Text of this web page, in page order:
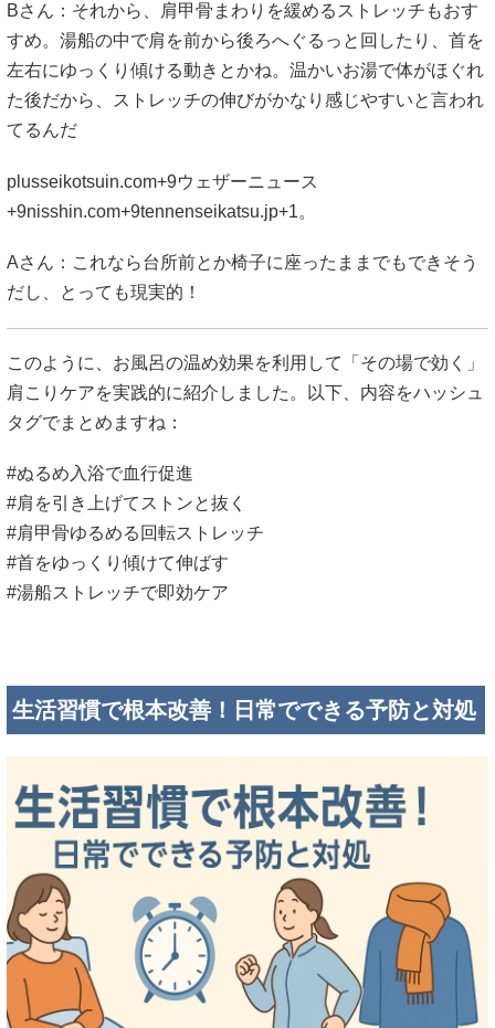
Bさん：それから、肩甲骨まわりを緩めるストレッチもおす
すめ。湯船の中で肩を前から後ろへぐるっと回したり、首を
左右にゆっくり傾ける動きとかね。温かいお湯で体がほぐれ
た後だから、ストレッチの伸びがかなり感じやすいと言われ
てるんだ
plusseikotsuin.com+9ウェザーニュース
+9nisshin.com+9tennenseikatsu.jp+1。
Aさん：これなら台所前とか椅子に座ったままでもできそう
だし、とっても現実的！
このように、お風呂の温め効果を利用して「その場で効く」
肩こりケアを実践的に紹介しました。以下、内容をハッシュ
タグでまとめますね：
#ぬるめ入浴で血行促進
#肩を引き上げてストンと抜く
#肩甲骨ゆるめる回転ストレッチ
#首をゆっくり傾けて伸ばす
#湯船ストレッチで即効ケア
生活習慣で根本改善！日常でできる予防と対処